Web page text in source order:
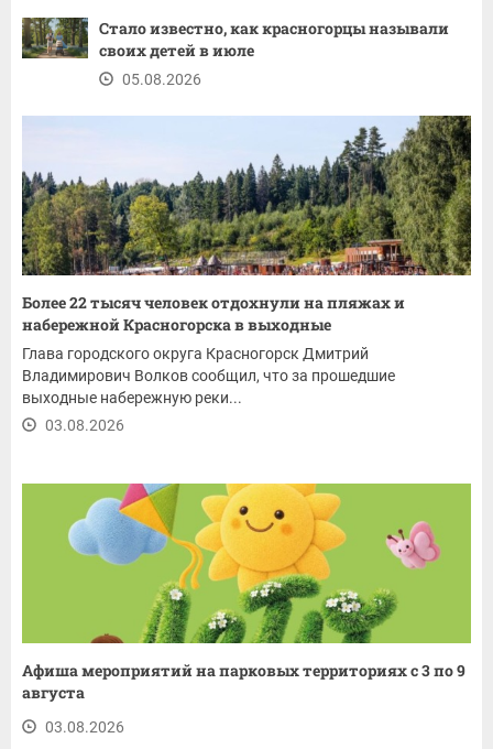
Стало известно, как красногорцы называли
своих детей в июле
05.08.2026
Более 22 тысяч человек отдохнули на пляжах и
набережной Красногорска в выходные
Глава городского округа Красногорск Дмитрий
Владимирович Волков сообщил, что за прошедшие
выходные набережную реки...
03.08.2026
Афиша мероприятий на парковых территориях с 3 по 9
августа
03.08.2026